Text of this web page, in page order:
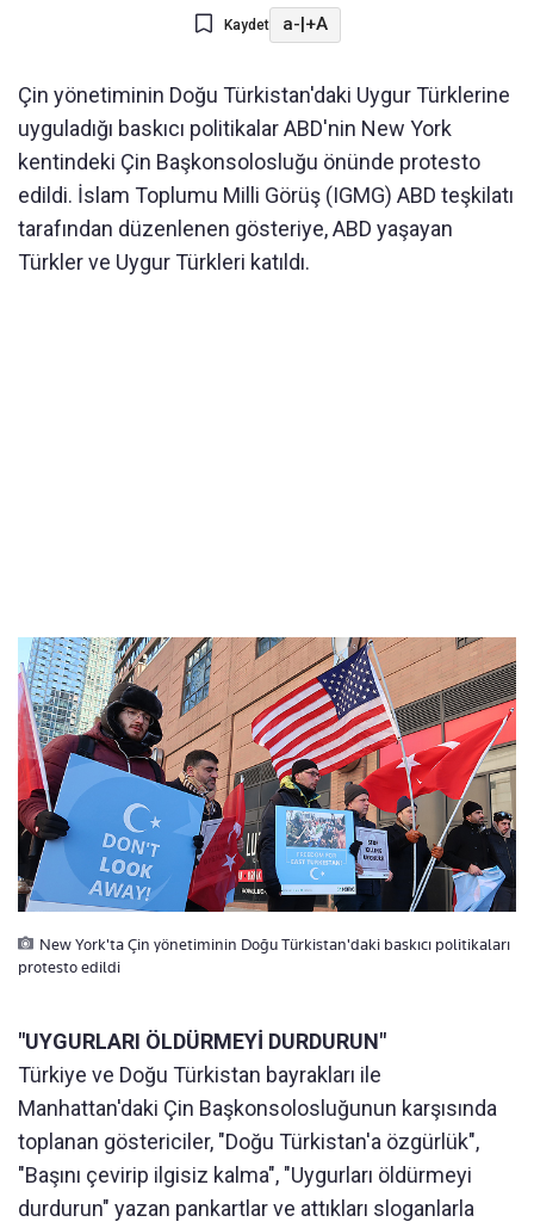
Kaydet a- +A
Çin yönetiminin Doğu Türkistan'daki Uygur Türklerine
uyguladığı baskıcı politikalar ABD'nin New York
kentindeki Çin Başkonsolosluğu önünde protesto
edildi. İslam Toplumu Milli Görüş (IGMG) ABD teşkilatı
tarafından düzenlenen gösteriye, ABD yaşayan
Türkler ve Uygur Türkleri katıldı.
New York'ta Çin yönetiminin Doğu Türkistan'daki baskıcı politikaları
protesto edildi
"UYGURLARI ÖLDÜRMEYİ DURDURUN"
Türkiye ve Doğu Türkistan bayrakları ile
Manhattan'daki Çin Başkonsolosluğunun karşısında
toplanan göstericiler, "Doğu Türkistan'a özgürlük",
"Başını çevirip ilgisiz kalma", "Uygurları öldürmeyi
durdurun" yazan pankartlar ve attıkları sloganlarla